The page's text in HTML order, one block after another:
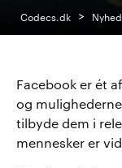
Codecs.dk >
Facebook er ét
og
tilbyde dem i
mennesker er